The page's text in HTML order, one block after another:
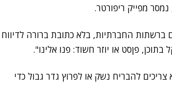
מפייק ריפורטר.
ברשתות החברתיות, בלא כתובת ברורה לדיווח
פןסט או יוזר חשוד: פנו אלינו".
להבריח נשק או לפרוץ גדר גבול כדי